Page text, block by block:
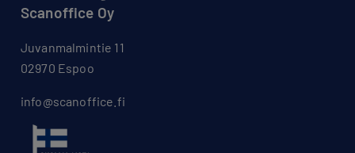
Scanoffice Oy
Juvanmalmintie 11
02970 Espoo
info@scanoffice.fi